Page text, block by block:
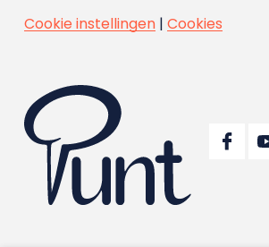
Cookie instellingen| Cookies